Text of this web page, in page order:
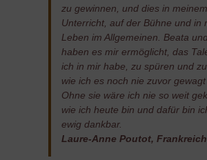
zu gewinnen, und dies in meinem
Unterricht, auf der Bühne und in
Leben im Allgemeinen. Beata
haben es mir ermöglicht, das
ich in mir habe, zu spüren und zu
wie ich es noch nie zuvor gewagt
Ohne sie wäre ich nie so weit
wie ich heute bin und dafür bin
ewig dankbar.
Laure-Anne Poutot, Frankreich